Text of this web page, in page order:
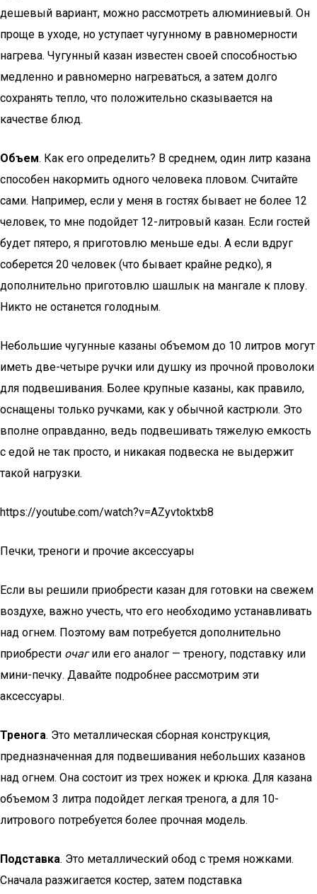
дешевый вариант, можно рассмотреть алюминиевый. Он
проще в уходе, но уступает чугунному в равномерности
нагрева. Чугунный казан известен своей способностью
медленно и равномерно нагреваться, а затем долго
сохранять тепло, что положительно сказывается на
качестве блюд.
Объем. Как его определить? В среднем, один литр казана
способен накормить одного человека пловом. Считайте
сами. Например, если у меня в гостях бывает не более 12
человек, то мне подойдет 12-литровый казан. Если гостей
будет пятеро, я приготовлю меньше еды. А если вдруг
соберется 20 человек (что бывает крайне редко), я
дополнительно приготовлю шашлык на мангале к плову.
Никто не останется голодным.
Небольшие чугунные казаны объемом до 10 литров могут
иметь две-четыре ручки или душку из прочной проволоки
для подвешивания. Более крупные казаны, как правило,
оснащены только ручками, как у обычной кастрюли. Это
вполне оправданно, ведь подвешивать тяжелую емкость
с едой не так просто, и никакая подвеска не выдержит
такой нагрузки.
https://youtube.com/watch?v=AZyvtoktxb8
Печки, треноги и прочие аксессуары
Если вы решили приобрести казан для готовки на свежем
воздухе, важно учесть, что его необходимо устанавливать
над огнем. Поэтому вам потребуется дополнительно
приобрести очагили его аналог — треногу, подставку или
мини-печку. Давайте подробнее рассмотрим эти
аксессуары.
Тренога. Это металлическая сборная конструкция,
предназначенная для подвешивания небольших казанов
над огнем. Она состоит из трех ножек и крюка. Для казана
объемом 3 литра подойдет легкая тренога, а для 10-
литрового потребуется более прочная модель.
Подставка. Это металлический обод с тремя ножками.
Сначала разжигается костер, затем подставка